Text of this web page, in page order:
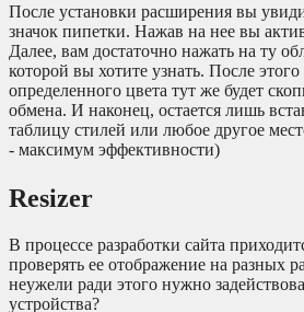
После установки расширения вы
значок пипетки. Нажав на нее вы
Далее, вам достаточно нажать на ту
которой вы хотите узнать. После этого
определенного цвета тут же будет
обмена. И наконец, остается лишь
таблицу стилей или любое другое
- максимум эффективности)
Resizer
В процессе разработки сайта
проверять ее отображение на разных
неужели ради этого нужно
устройства?